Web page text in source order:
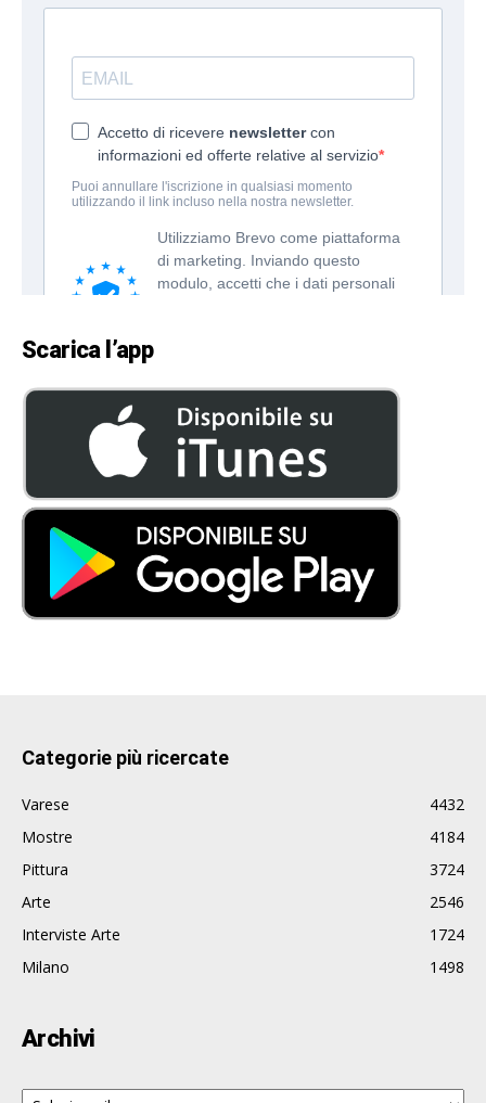
Scarica l’app
Categorie più ricercate
Varese
4432
Mostre
4184
Pittura
3724
Arte
2546
Interviste Arte
1724
Milano
1498
Archivi
Archivi